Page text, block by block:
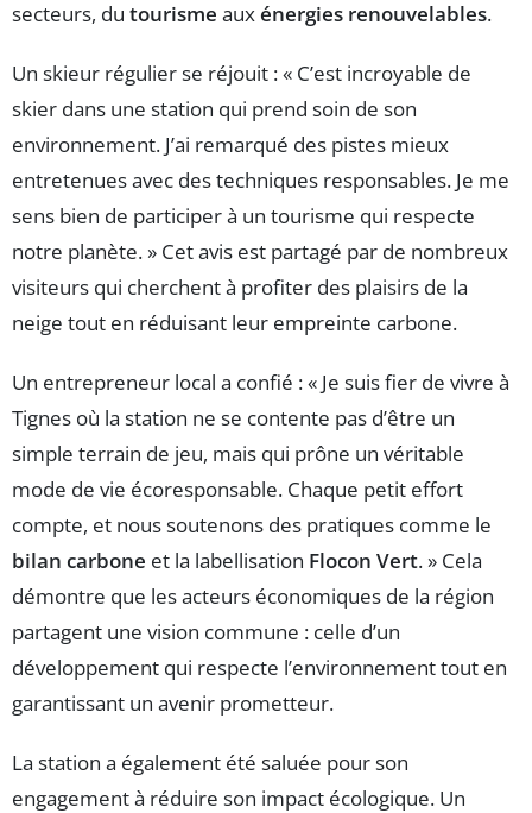
secteurs, du tourisme auxénergies renouvelables.
Un skieur régulier se réjouit : « C’est incroyable de
skier dans une station qui prend soin de son
environnement. J’ai remarqué des pistes mieux
entretenues avec des techniques responsables. Je me
sens bien de participer à un tourisme qui respecte
notre planète. » Cet avis est partagé par de nombreux
visiteurs qui cherchent à profiter des plaisirs de la
neige tout en réduisant leur empreinte carbone.
Un entrepreneur local a confié : « Je suis fier de vivre à
Tignes où la station ne se contente pas d’être un
simple terrain de jeu, mais qui prône un véritable
mode de vie écoresponsable. Chaque petit effort
compte, et nous soutenons des pratiques comme le
bilan carbone et la labellisation Flocon Vert. » Cela
démontre que les acteurs économiques de la région
partagent une vision commune : celle d’un
développement qui respecte l’environnement tout en
garantissant un avenir prometteur.
La station a également été saluée pour son
engagement à réduire son impact écologique. Un